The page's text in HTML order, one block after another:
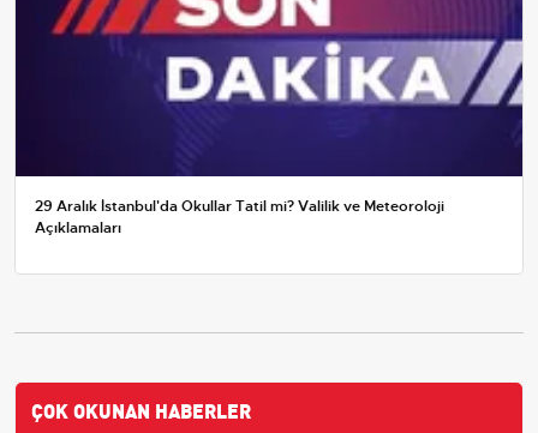
29 Aralık İstanbul'da Okullar Tatil mi? Valilik ve Meteoroloji
Açıklamaları
ÇOK OKUNAN HABERLER